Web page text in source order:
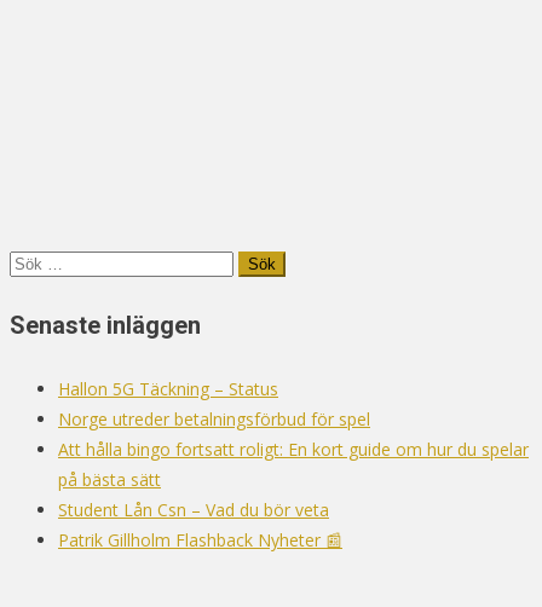
Sök
Senaste inläggen
Hallon 5G Täckning – Status
Norge utreder betalningsförbud för spel
Att hålla bingo fortsatt roligt: En kort guide om hur du spelar
på bästa sätt
Student Lån Csn – Vad du bör veta
Patrik Gillholm Flashback Nyheter 📰